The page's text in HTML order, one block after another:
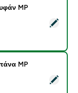
Μπουφάν MP
MP
Καμπάνα MP
MP